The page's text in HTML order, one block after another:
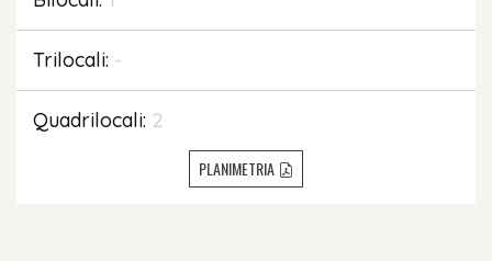
Trilocali: -
Quadrilocali: 2
PLANIMETRIA